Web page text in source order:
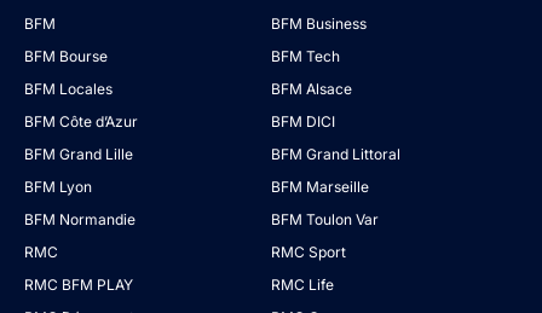
BFM
BFM Business
BFM Bourse
BFM Tech
BFM Locales
BFM Alsace
BFM Côte d’Azur
BFM DICI
BFM Grand Lille
BFM Grand Littoral
BFM Lyon
BFM Marseille
BFM Normandie
BFM Toulon Var
RMC
RMC Sport
RMC BFM PLAY
RMC Life